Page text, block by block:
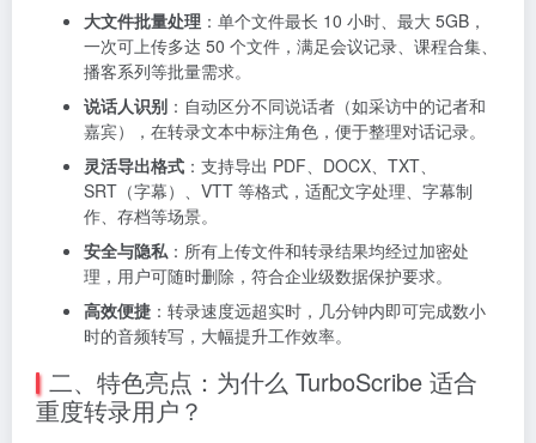
大文件批量处理 ：单个文件最长 10 小时、最大 5GB，
一次可上传多达 50 个文件，满足会议记录、课程合集、
播客系列等批量需求。
说话人识别 ：自动区分不同说话者（如采访中的记者和
嘉宾），在转录文本中标注角色，便于整理对话记录。
灵活导出格式 ：支持导出 PDF、DOCX、TXT、
SRT（字幕）、VTT 等格式，适配文字处理、字幕制
作、存档等场景。
安全与隐私 ：所有上传文件和转录结果均经过加密处
理，用户可随时删除，符合企业级数据保护要求。
高效便捷 ：转录速度远超实时，几分钟内即可完成数小
时的音频转写，大幅提升工作效率。
二、特色亮点：为什么 TurboScribe 适合
重度转录用户？